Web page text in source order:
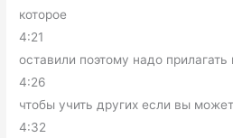
которое
4:21
оставили поэтому надо
4:26
чтобы учить других если вы
4:32